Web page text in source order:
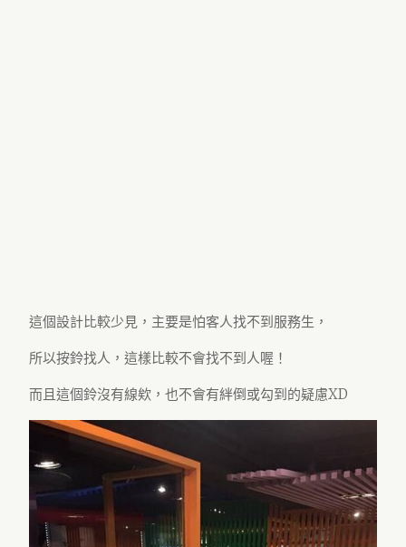
這個設計比較少見，主要是怕客人找不到服務生，
所以按鈴找人，這樣比較不會找不到人喔！
而且這個鈴沒有線欸，也不會有絆倒或勾到的疑慮XD